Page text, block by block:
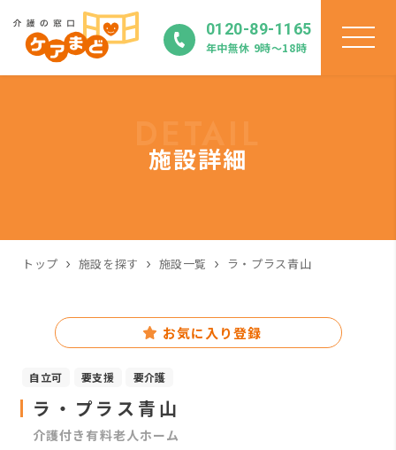
0120-89-1165
年中無休 9時〜18時
施設詳細
トップ 施設を探す 施設一覧 ラ・プラス青山
お気に入り登録
自立可 要支援 要介護
ラ・プラス青山
介護付き有料老人ホーム